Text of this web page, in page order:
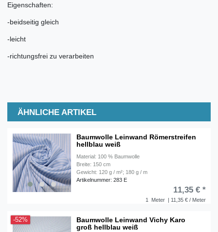
Eigenschaften:
-beidseitig gleich
-leicht
-richtungsfrei zu verarbeiten
ÄHNLICHE ARTIKEL
Baumwolle Leinwand Römerstreifen
hellblau weiß
Material: 100 % Baumwolle
Breite: 150 cm
Gewicht: 120 g / m²; 180 g / m
Artikelnummer: 283 E
1 Meter | 11,35 € / Meter
11,35 € *
-52%
Baumwolle Leinwand Vichy Karo
groß hellblau weiß